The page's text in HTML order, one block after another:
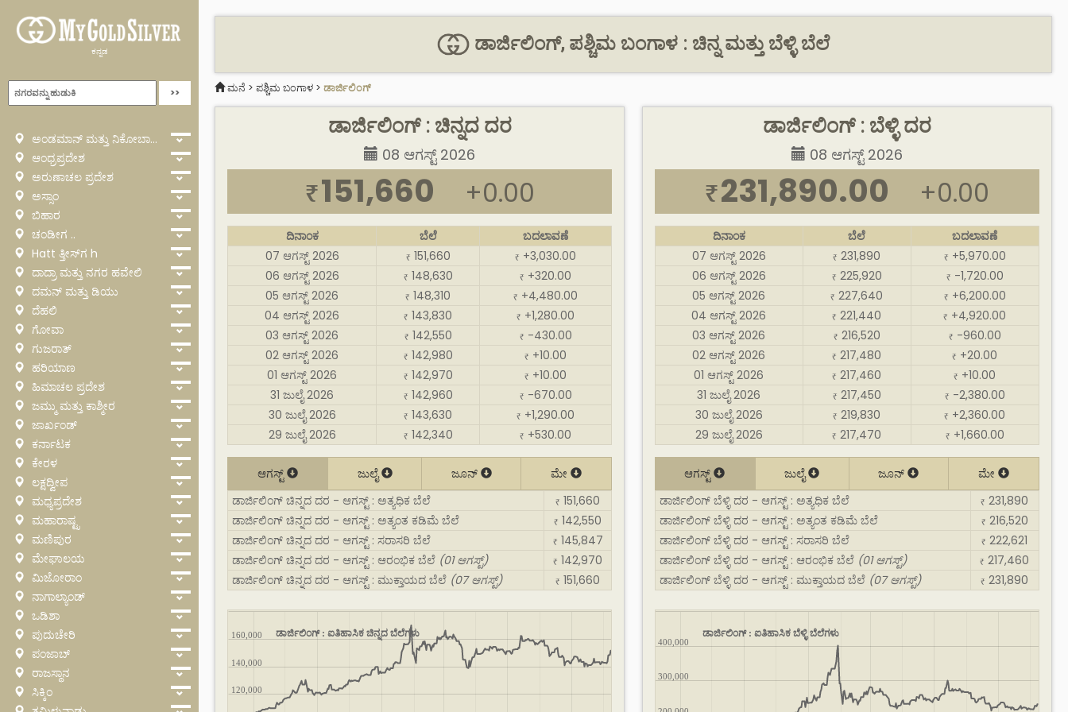
ಕನ್ನಡ
ಅಂಡಮಾನ್ ಮತ್ತು ನಿಕೋಬಾರ್
ಆಂಧ್ರಪ್ರದೇಶ
ಅರುಣಾಚಲ ಪ್ರದೇಶ
ಅಸ್ಸಾಂ
ಬಿಹಾರ
ಚಂಡೀಗ ..
Hatt ತ್ತೀಸ್‌ಗ h
ದಾದ್ರಾ ಮತ್ತು ನಗರ ಹವೇಲಿ
ದಮನ್ ಮತ್ತು ಡಿಯು
ದೆಹಲಿ
ಗೋವಾ
ಗುಜರಾತ್
ಹರಿಯಾಣ
ಹಿಮಾಚಲ ಪ್ರದೇಶ
ಜಮ್ಮು ಮತ್ತು ಕಾಶ್ಮೀರ
ಜಾರ್ಖಂಡ್
ಕರ್ನಾಟಕ
ಕೇರಳ
ಲಕ್ಷದ್ವೀಪ
ಮಧ್ಯಪ್ರದೇಶ
ಮಹಾರಾಷ್ಟ್ರ
ಮಣಿಪುರ
ಮೇಘಾಲಯ
ಮಿಜೋರಾಂ
ನಾಗಾಲ್ಯಾಂಡ್
ಒಡಿಶಾ
ಪುದುಚೇರಿ
ಪಂಜಾಬ್
ರಾಜಸ್ಥಾನ
ಸಿಕ್ಕಿಂ
ಡಾರ್ಜಿಲಿಂಗ್, ಪಶ್ಚಿಮ ಬಂಗಾಳ : ಚಿನ್ನ ಮತ್ತು ಬೆಳ್ಳಿ ಬೆಲೆ
ಮನೆ > ಪಶ್ಚಿಮ ಬಂಗಾಳ > ಡಾರ್ಜಿಲಿಂಗ್
ಡಾರ್ಜಿಲಿಂಗ್ : ಚಿನ್ನದ ದರ
08 ಆಗಸ್ಟ್ 2026
₹151,660 +0.00
ದಿನಾಂಕ ಬೆಲೆ
ಬದಲಾವಣೆ
07 ಆಗಸ್ಟ್ 2026
₹ 151,660 ₹ +3,030.00
06 ಆಗಸ್ಟ್ 2026
₹ 148,630 ₹ +320.00
05 ಆಗಸ್ಟ್ 2026
₹ 148,310 ₹ +4,480.00
04 ಆಗಸ್ಟ್ 2026
₹ 143,830 ₹ +1,280.00
03 ಆಗಸ್ಟ್ 2026
₹ 142,550 ₹ -430.00
02 ಆಗಸ್ಟ್ 2026
₹ 142,980 ₹ +10.00
01 ಆಗಸ್ಟ್ 2026
₹ 142,970 ₹ +10.00
31 ಜುಲೈ 2026
₹ 142,960 ₹ -670.00
30 ಜುಲೈ 2026
₹ 143,630 ₹ +1,290.00
29 ಜುಲೈ 2026
₹ 142,340 ₹ +530.00
ಆಗಸ್ಟ್ ಜುಲೈ ಜೂನ್
ಮೇ
ಡಾರ್ಜಿಲಿಂಗ್ ಚಿನ್ನದ ದರ - ಆಗಸ್ಟ್ : ಅತ್ಯಧಿಕ ಬೆಲೆ
₹ 151,660
ಡಾರ್ಜಿಲಿಂಗ್ ಚಿನ್ನದ ದರ - ಆಗಸ್ಟ್ : ಅತ್ಯಂತ ಕಡಿಮೆ ಬೆಲೆ
₹ 142,550
ಡಾರ್ಜಿಲಿಂಗ್ ಚಿನ್ನದ ದರ - ಆಗಸ್ಟ್ : ಸರಾಸರಿ ಬೆಲೆ
₹ 145,847
ಡಾರ್ಜಿಲಿಂಗ್ ಚಿನ್ನದ ದರ - ಆಗಸ್ಟ್ : ಆರಂಭಿಕ ಬೆಲೆ (01 ಆಗಸ್ಟ್) ₹ 142,970
ಡಾರ್ಜಿಲಿಂಗ್ ಚಿನ್ನದ ದರ - ಆಗಸ್ಟ್ : ಮುಕ್ತಾಯದ ಬೆಲೆ (07 ಆಗಸ್ಟ್) ₹ 151,660
ಡಾರ್ಜಿಲಿಂಗ್ : ಐತಿಹಾಸಿಕ ಚಿನ್ನದ ಬೆಲೆಗಳು
120,000
140,000
160,000
ಡಾರ್ಜಿಲಿಂಗ್ : ಬೆಳ್ಳಿ ದರ
08 ಆಗಸ್ಟ್ 2026
₹231,890.00 +0.00
ದಿನಾಂಕ ಬೆಲೆ
ಬದಲಾವಣೆ
07 ಆಗಸ್ಟ್ 2026
₹ 231,890 ₹ +5,970.00
06 ಆಗಸ್ಟ್ 2026
₹ 225,920 ₹ -1,720.00
05 ಆಗಸ್ಟ್ 2026
₹ 227,640 ₹ +6,200.00
04 ಆಗಸ್ಟ್ 2026
₹ 221,440 ₹ +4,920.00
03 ಆಗಸ್ಟ್ 2026
₹ 216,520 ₹ -960.00
02 ಆಗಸ್ಟ್ 2026
₹ 217,480 ₹ +20.00
01 ಆಗಸ್ಟ್ 2026
₹ 217,460 ₹ +10.00
31 ಜುಲೈ 2026
₹ 217,450 ₹ -2,380.00
30 ಜುಲೈ 2026
₹ 219,830 ₹ +2,360.00
29 ಜುಲೈ 2026
₹ 217,470 ₹ +1,660.00
ಆಗಸ್ಟ್ ಜುಲೈ ಜೂನ್
ಮೇ
ಡಾರ್ಜಿಲಿಂಗ್ ಬೆಳ್ಳಿ ದರ - ಆಗಸ್ಟ್ : ಅತ್ಯಧಿಕ ಬೆಲೆ
₹ 231,890
ಡಾರ್ಜಿಲಿಂಗ್ ಬೆಳ್ಳಿ ದರ - ಆಗಸ್ಟ್ : ಅತ್ಯಂತ ಕಡಿಮೆ ಬೆಲೆ
₹ 216,520
ಡಾರ್ಜಿಲಿಂಗ್ ಬೆಳ್ಳಿ ದರ - ಆಗಸ್ಟ್ : ಸರಾಸರಿ ಬೆಲೆ
₹ 222,621
ಡಾರ್ಜಿಲಿಂಗ್ ಬೆಳ್ಳಿ ದರ - ಆಗಸ್ಟ್ : ಆರಂಭಿಕ ಬೆಲೆ (01 ಆಗಸ್ಟ್) ₹ 217,460
ಡಾರ್ಜಿಲಿಂಗ್ ಬೆಳ್ಳಿ ದರ - ಆಗಸ್ಟ್ : ಮುಕ್ತಾಯದ ಬೆಲೆ (07 ಆಗಸ್ಟ್) ₹ 231,890
ಡಾರ್ಜಿಲಿಂಗ್ : ಐತಿಹಾಸಿಕ ಬೆಳ್ಳಿ ಬೆಲೆಗಳು
300,000
400,000